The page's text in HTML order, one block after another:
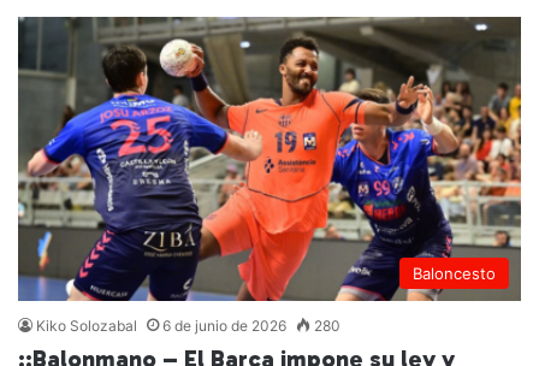
Baloncesto
Kiko Solozabal 6 de junio de 2026 280
::Balonmano – El Barça impone su ley y